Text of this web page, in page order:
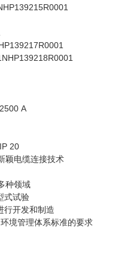
A
20
颖电缆连接技术
种领域
式试验
行开发和制造
境管理体系标准的要求